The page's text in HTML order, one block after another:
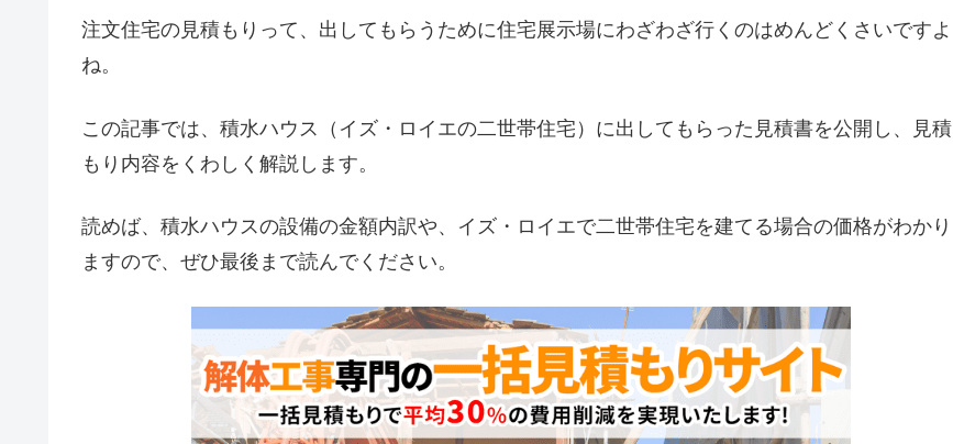
注文住宅の見積もりって、出してもらうために住宅展示場にわざわざ行くのはめんどくさいですよ
ね。
この記事では、積水ハウス（イズ・ロイエの二世帯住宅）に出してもらった見積書を公開し、見積
もり内容をくわしく解説します。
読めば、積水ハウスの設備の金額内訳や、イズ・ロイエで二世帯住宅を建てる場合の価格がわかり
ますので、ぜひ最後まで読んでください。